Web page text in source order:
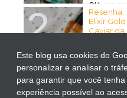
Este blog usa cookies do
personalizar e analisar o
para garantir que você
experiência possível ao
Olá
Tudo bem com vocês? Espero
que sim ...
Resenha:
Elixir Gold
Caviar da
Olá
Tudo bem
com vocês? Espero que sim!
Resenha:
Liftactiv
Supreme